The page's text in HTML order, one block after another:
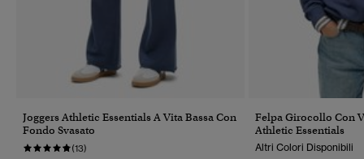
Joggers Athletic Essentials A Vita Bassa Con
Fondo Svasato
(13)
Felpa Girocollo Con
Athletic Essentials
Altri Colori Disponibili